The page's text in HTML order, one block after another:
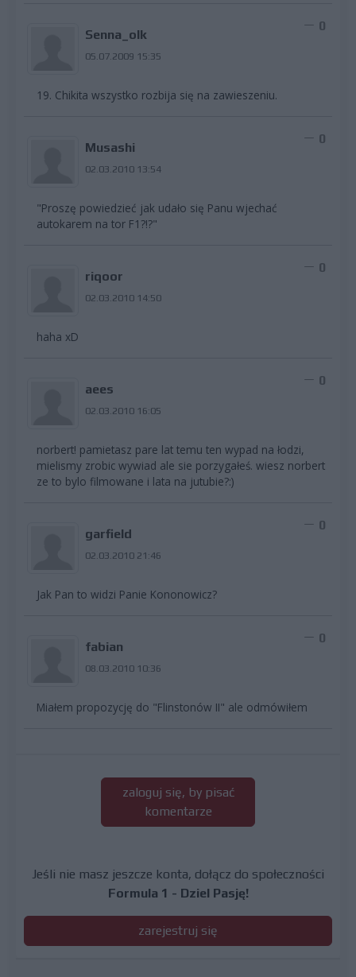
Senna_olk
05.07.2009 15:35
0
19. Chikita wszystko rozbija się na zawieszeniu.
Musashi
02.03.2010 13:54
0
"Proszę powiedzieć jak udało się Panu wjechać
autokarem na tor F1?!?"
riqoor
02.03.2010 14:50
0
haha xD
aees
02.03.2010 16:05
0
norbert! pamietasz pare lat temu ten wypad na łodzi,
mielismy zrobic wywiad ale sie porzygałeś. wiesz norbert
ze to bylo filmowane i lata na jutubie?:)
garfield
02.03.2010 21:46
0
Jak Pan to widzi Panie Kononowicz?
fabian
08.03.2010 10:36
0
Miałem propozycję do "Flinstonów II" ale odmówiłem
zaloguj się, by pisać
komentarze
Jeśli nie masz jeszcze konta, dołącz do społeczności
Formula 1 - Dziel Pasję!
zarejestruj się